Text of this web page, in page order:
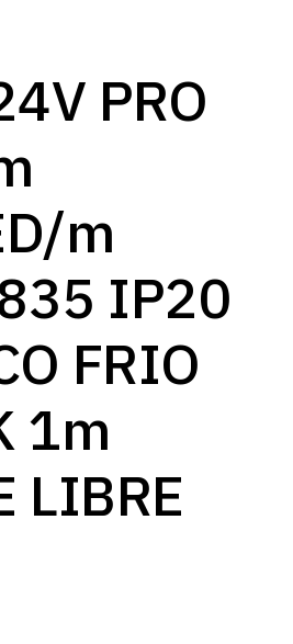
PRO
m
IP20
FRIO
1m
LIBRE